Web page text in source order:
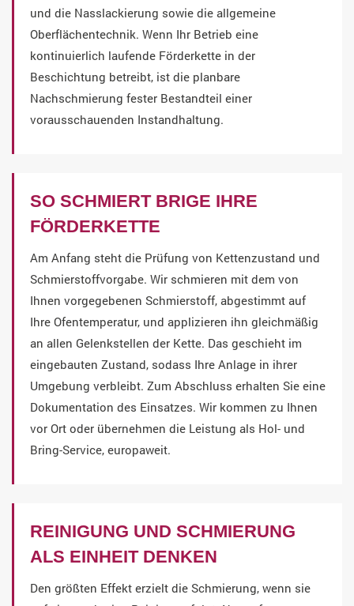
und die Nasslackierung sowie die allgemeine
Oberflächentechnik. Wenn Ihr Betrieb eine
kontinuierlich laufende Förderkette in der
Beschichtung betreibt, ist die planbare
Nachschmierung fester Bestandteil einer
vorausschauenden Instandhaltung.
SO SCHMIERT BRIGE IHRE
FÖRDERKETTE
Am Anfang steht die Prüfung von Kettenzustand und
Schmierstoffvorgabe. Wir schmieren mit dem von
Ihnen vorgegebenen Schmierstoff, abgestimmt auf
Ihre Ofentemperatur, und applizieren ihn gleichmäßig
an allen Gelenkstellen der Kette. Das geschieht im
eingebauten Zustand, sodass Ihre Anlage in ihrer
Umgebung verbleibt. Zum Abschluss erhalten Sie eine
Dokumentation des Einsatzes. Wir kommen zu Ihnen
vor Ort oder übernehmen die Leistung als Hol- und
Bring-Service, europaweit.
REINIGUNG UND SCHMIERUNG
ALS EINHEIT DENKEN
Den größten Effekt erzielt die Schmierung, wenn sie